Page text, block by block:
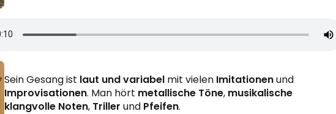
Sein Gesang ist laut und variabel mit vielen Imitationenund
Improvisationen. Man hört metallische Töne, musikalische
klangvolle Noten, Triller und Pfeifen.